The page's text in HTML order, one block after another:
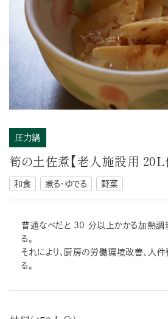
圧力鍋
筍の土佐煮【老人施設用 20L
和食 煮る・ゆでる 野菜
普通なべだと 30 分以上かかる加熱調
る。
それにより、厨房の労働環境改善、人
る。